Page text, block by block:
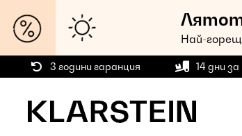
Най-
3 години гаранция 14 дни